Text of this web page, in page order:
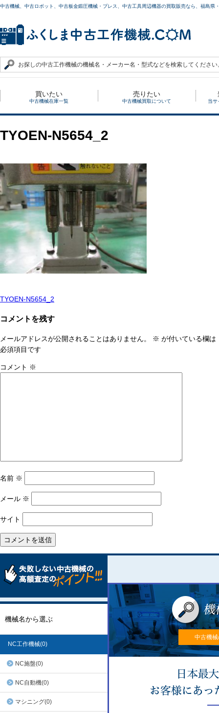
中古機械、中古ロボット、中古板金鍛圧機械・プレス、中古工具周辺機器の買取販売なら、福島
買いたい
中古機械在庫一覧
売りたい
中古機械買取について 当サ
TYOEN-N5654_2
投
稿
ナ
ビ
ゲ
TYOEN-N5654_2
コメントを残す
メールアドレスが公開されることはありません。 ※ が付いている欄は
必須項目です
コメント ※
名前 ※
メール ※
サイト
機械名から選ぶ
NC工作機械(0)
NC施盤(0)
NC自動機(0)
マシニング(0)
中古機